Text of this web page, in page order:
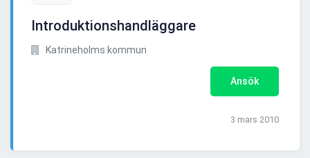
Introduktionshandläggare
Katrineholms kommun
Ansök
3 mars 2010